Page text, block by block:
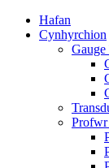
Hafan
Cynhyrchion
Profwr